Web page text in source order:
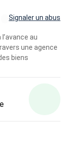
Signaler un abus
au
une agence
biens